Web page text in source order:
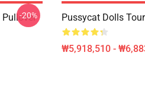
-20% Pussycat Dolls
₩5,918,510 -